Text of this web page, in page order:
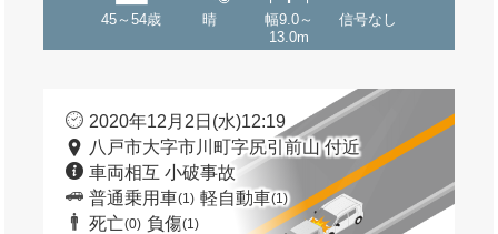
45～54歳 晴
幅9.0～
13.0m
信号なし
2020年12月2日(水)12:19
八戸市大字市川町字尻引前山 付近
車両相互 小破事故
普通乗用車(1) 軽自動車(1)
死亡(0) 負傷(1)